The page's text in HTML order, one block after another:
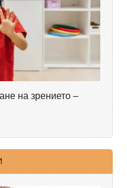
на зрението –